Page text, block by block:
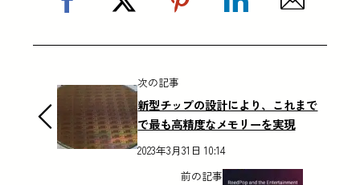
次の記事
新型チップの設計により、これまで
で最も高精度なメモリーを実現
2023年3月31日 10:14
前の記事